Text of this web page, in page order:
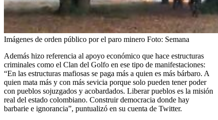
Imágenes de orden público por el paro minero Foto: Semana
Además hizo referencia al apoyo económico que hace estructuras
criminales como el Clan del Golfo en ese tipo de manifestaciones:
“En las estructuras mafiosas se paga más a quien es más bárbaro. A
quien mata más y con más sevicia porque solo pueden tener poder
con pueblos sojuzgados y acobardados. Liberar pueblos es la misión
real del estado colombiano. Construir democracia donde hay
barbarie e ignorancia”, puntualizó en su cuenta de Twitter.